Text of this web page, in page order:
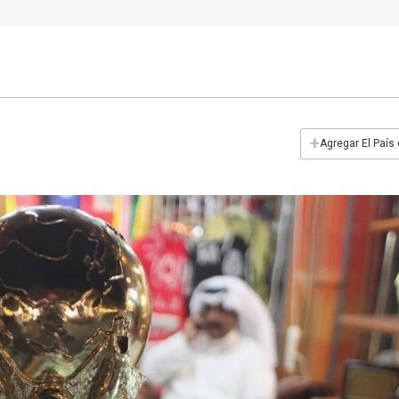
+Agregar El País